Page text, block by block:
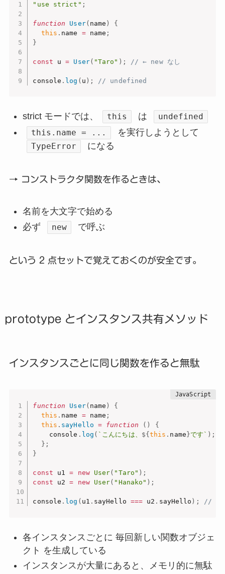
"use strict" ;
function User( name )
{
this . name = name ;
}
const u = User( "Taro" ) ; // ← new なし
console . log ( u ) ; // undefined
strict モードでは、 this は
undefined
this.name = ...
を実行しようとして
TypeError になる
→ コンストラクタ関数を作るときは、
名前を大文字で始める
必ず
new で呼ぶ
という 2 点セットで覚えておくのが安全です。
prototype とインスタンス共有メソッド
インスタンスごとに同じ関数を作ると無駄
function User( name )
{
this . name = name ;
this . sayHello = function ( )
{
    console
. log ( `こんにちは、 ${ this . name }です` ) ;
} ;
}
const u1 = new User( "Taro" ) ;
const u2 = new User( "Hanako" ) ;
console . log ( u1 . sayHello === u2 . sayHello ) ; //
各インスタンスごとに 毎回新しい関数オブジェ
クト を生成している
インスタンスが大量にあると、メモリ的に無駄